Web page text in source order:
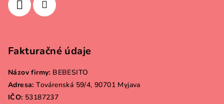
Fakturačné údaje
Názov firmy: BEBESITO
Adresa: Továrenská 59/4, 90701 Myjava
IČO: 53187237